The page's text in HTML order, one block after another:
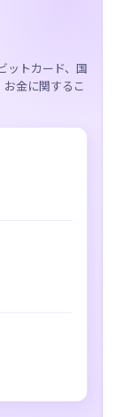
ットカード、国
金に関するこ